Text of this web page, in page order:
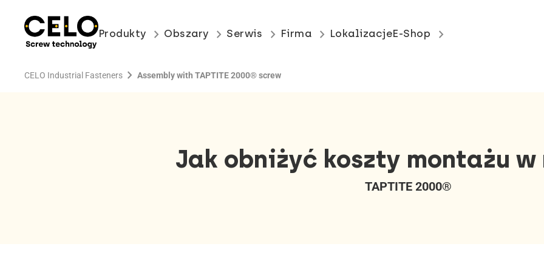
Produkty keyboard_arrow_right Obszary keyboard_arrow_right Serwis keyboard_arrow_right Firma keyboard_arrow_right LokalizacjeE-Shop keyboard_arrow_right
CELO Industrial Fasteners chevron_right Assembly with TAPTITE 2000® screw
Jak obniżyć koszty montażu
TAPTITE 2000®